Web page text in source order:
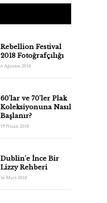
Rebellion Festival
2018 Fotoğrafçılığı
6 Ağustos 2018
60'lar ve 70'ler Plak
Koleksiyonuna Nasıl
Başlanır?
19 Nisan 2018
Dublin'e İnce Bir
Lizzy Rehberi
16 Mart 2018